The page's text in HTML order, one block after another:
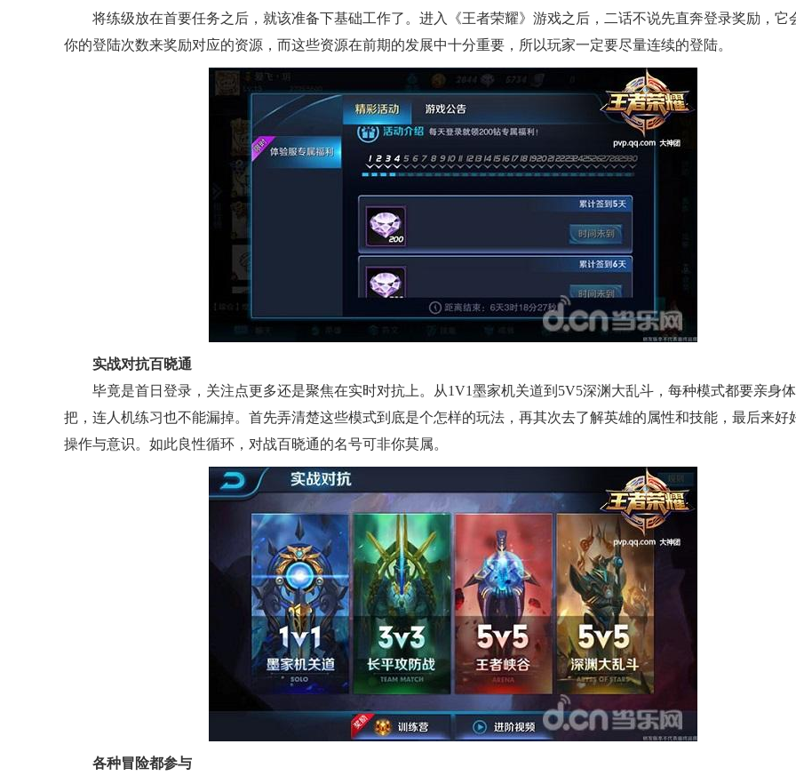
将练级放在首要任务之后，就该准备下基础工作了。进入《王者荣耀》游戏之后，二话不说先直奔登录奖励，它
你的登陆次数来奖励对应的资源，而这些资源在前期的发展中十分重要，所以玩家一定要尽量连续的登陆。
实战对抗百晓通
毕竟是首日登录，关注点更多还是聚焦在实时对抗上。从1V1墨家机关道到5V5深渊大乱斗，每种模式都要亲身
把，连人机练习也不能漏掉。首先弄清楚这些模式到底是个怎样的玩法，再其次去了解英雄的属性和技能，最后来好
操作与意识。如此良性循环，对战百晓通的名号可非你莫属。
各种冒险都参与